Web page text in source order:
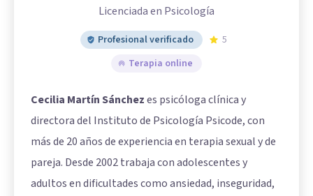
Licenciada en Psicología
Profesional verificado
5
Terapia online
Cecilia Martín Sánchezes psicóloga clínica y
directora del Instituto de Psicología Psicode, con
más de 20 años de experiencia en terapia sexual y de
pareja. Desde 2002 trabaja con adolescentes y
adultos en dificultades como ansiedad, inseguridad,